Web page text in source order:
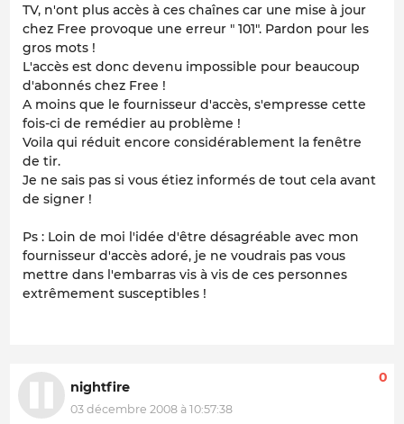
TV, n'ont plus accès à ces chaînes car une mise à jour
chez Free provoque une erreur " 101". Pardon pour les
gros mots !
L'accès est donc devenu impossible pour beaucoup
d'abonnés chez Free !
A moins que le fournisseur d'accès, s'empresse cette
fois-ci de remédier au problème !
Voila qui réduit encore considérablement la fenêtre
de tir.
Je ne sais pas si vous étiez informés de tout cela avant
de signer !
Ps : Loin de moi l'idée d'être désagréable avec mon
fournisseur d'accès adoré, je ne voudrais pas vous
mettre dans l'embarras vis à vis de ces personnes
extrêmement susceptibles !
nightfire
03 décembre 2008 à 10:57:38
0